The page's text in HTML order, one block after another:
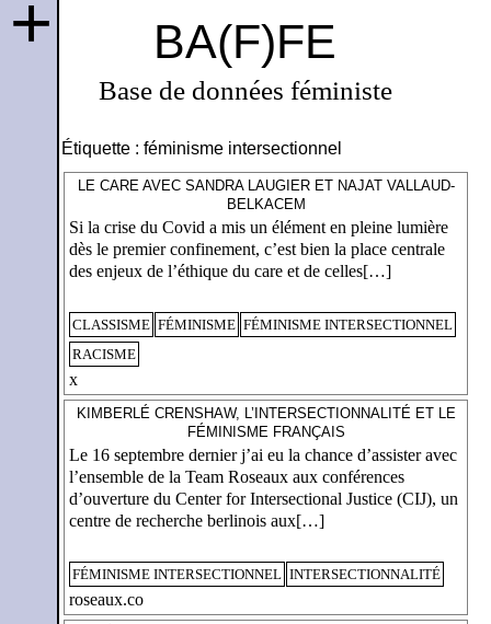
BA(F)FE
Base de données féministe
+
Étiquette : féminisme intersectionnel
LE CARE AVEC SANDRA LAUGIER ET NAJAT VALLAUD-
BELKACEM
Si la crise du Covid a mis un élément en pleine lumière
dès le premier confinement, c’est bien la place centrale
des enjeux de l’éthique du care et de celles[…]
CLASSISME FÉMINISME FÉMINISME INTERSECTIONNEL
RACISME
x
KIMBERLÉ CRENSHAW, L’INTERSECTIONNALITÉ ET LE
FÉMINISME FRANÇAIS
Le 16 septembre dernier j’ai eu la chance d’assister avec
l’ensemble de la Team Roseaux aux conférences
d’ouverture du Center for Intersectional Justice (CIJ), un
centre de recherche berlinois aux[…]
FÉMINISME INTERSECTIONNEL INTERSECTIONNALITÉ
roseaux.co